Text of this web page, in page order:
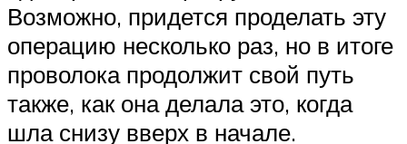
Возможно, придется проделать эту
операцию несколько раз, но в итоге
проволока продолжит свой путь
также, как она делала это, когда
шла снизу вверх в начале.